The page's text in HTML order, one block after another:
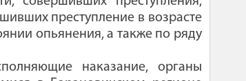
преступление в возрасте
опьянения, а также по ряду
наказание, органы